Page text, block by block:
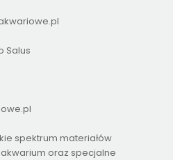
Salus
spektrum materiałów
oraz specjalne